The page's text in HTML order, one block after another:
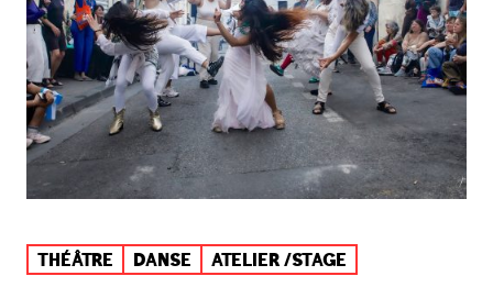
THÉÂTRE DANSE ATELIER /STAGE